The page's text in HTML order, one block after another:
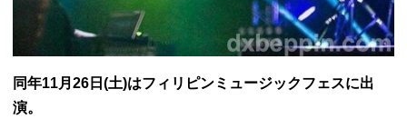
同年11月26日(土)はフィリピンミュージックフェスに出
演。